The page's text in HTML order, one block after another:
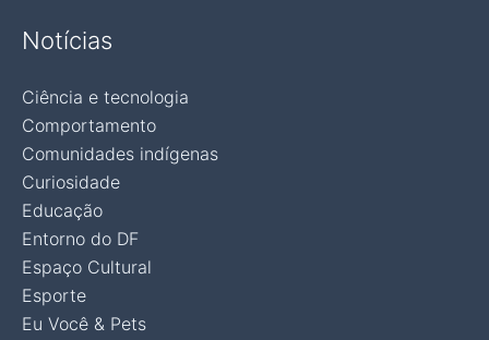
Notícias
Ciência e tecnologia
Comportamento
Comunidades indígenas
Curiosidade
Educação
Entorno do DF
Espaço Cultural
Esporte
Eu Você & Pets